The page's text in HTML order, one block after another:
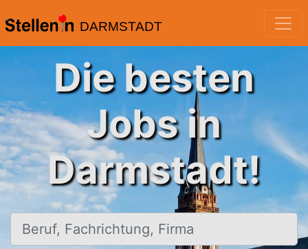
DARMSTADT
Die besten
Jobs in
Darmstadt!
Beruf, Fachrichtung, Firma